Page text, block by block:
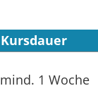
Kursdauer
mind. 1 Woche